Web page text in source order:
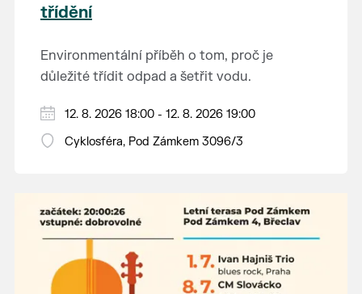
třídění
Environmentální příběh o tom, proč je
důležité třídit odpad a šetřit vodu.
Hraje se jen za příznivého počasí.
Vstupné dobrovolné.
12. 8. 2026 18:00 - 12. 8. 2026 19:00
Cyklosféra, Pod Zámkem 3096/3